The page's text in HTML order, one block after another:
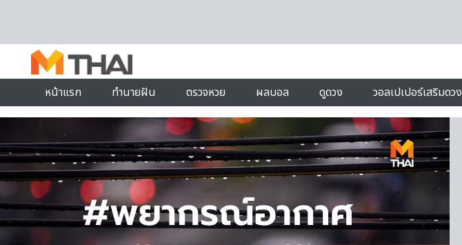
หน้าแรก
ทำนายฝัน ตรวจหวย ผลบอล ดูดวง วอลเปเปอร์เสริมดวง